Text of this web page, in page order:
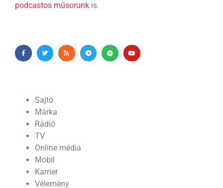
podcastos műsorunk is.
Sajtó
Márka
Rádió
TV
Online média
Mobil
Karrier
Vélemény